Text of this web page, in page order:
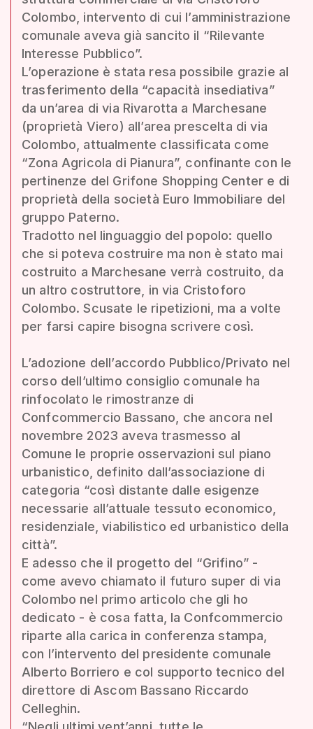
Colombo, intervento di cui l’amministrazione
comunale aveva già sancito il “Rilevante
Interesse Pubblico”.
L’operazione è stata resa possibile grazie al
trasferimento della “capacità insediativa”
da un’area di via Rivarotta a Marchesane
(proprietà Viero) all’area prescelta di via
Colombo, attualmente classificata come
“Zona Agricola di Pianura”, confinante con le
pertinenze del Grifone Shopping Center e di
proprietà della società Euro Immobiliare del
gruppo Paterno.
Tradotto nel linguaggio del popolo: quello
che si poteva costruire ma non è stato mai
costruito a Marchesane verrà costruito, da
un altro costruttore, in via Cristoforo
Colombo. Scusate le ripetizioni, ma a volte
per farsi capire bisogna scrivere così.
L’adozione dell’accordo Pubblico/Privato nel
corso dell’ultimo consiglio comunale ha
rinfocolato le rimostranze di
Confcommercio Bassano, che ancora nel
novembre 2023 aveva trasmesso al
Comune le proprie osservazioni sul piano
urbanistico, definito dall’associazione di
categoria “così distante dalle esigenze
necessarie all’attuale tessuto economico,
residenziale, viabilistico ed urbanistico della
città”.
E adesso che il progetto del “Grifino” -
come avevo chiamato il futuro super di via
Colombo nel primo articolo che gli ho
dedicato - è cosa fatta, la Confcommercio
riparte alla carica in conferenza stampa,
con l’intervento del presidente comunale
Alberto Borriero e col supporto tecnico del
direttore di Ascom Bassano Riccardo
Celleghin.